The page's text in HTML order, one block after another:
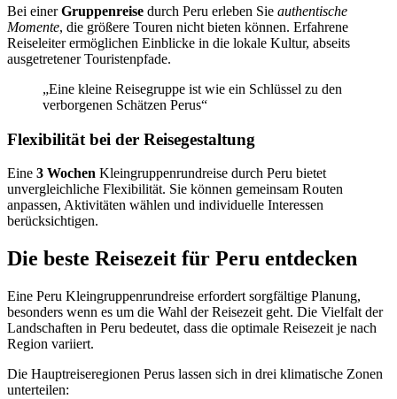
Bei einerGruppenreise durch Peru erleben Sie authentische
Momente, die größere Touren nicht bieten können. Erfahrene
Reiseleiter ermöglichen Einblicke in die lokale Kultur, abseits
ausgetretener Touristenpfade.
„Eine kleine Reisegruppe ist wie ein Schlüssel zu den
verborgenen Schätzen Perus“
Flexibilität bei der Reisegestaltung
Eine 3 Wochen Kleingruppenrundreise durch Peru bietet
unvergleichliche Flexibilität. Sie können gemeinsam Routen
anpassen, Aktivitäten wählen und individuelle Interessen
berücksichtigen.
Die beste Reisezeit für Peru entdecken
Eine Peru Kleingruppenrundreise erfordert sorgfältige Planung,
besonders wenn es um die Wahl der Reisezeit geht. Die Vielfalt der
Landschaften in Peru bedeutet, dass die optimale Reisezeit je nach
Region variiert.
Die Hauptreiseregionen Perus lassen sich in drei klimatische Zonen
unterteilen: